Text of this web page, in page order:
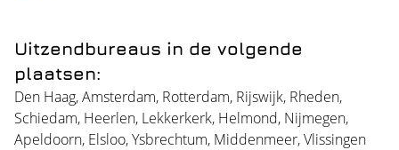
Uitzendbureaus in de volgende
plaatsen:
Den Haag,Amsterdam, Rotterdam, Rijswijk, Rheden,
Schiedam, Heerlen, Lekkerkerk, Helmond, Nijmegen,
Apeldoorn, Elsloo,Ysbrechtum, Middenmeer,Vlissingen